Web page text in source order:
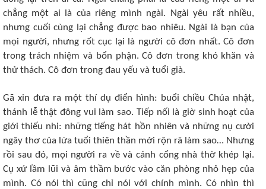
chẳng một ai là của riêng mình ngài. Ngài yêu rất nhiều,
nhưng cuối cùng lại chẳng được bao nhiêu. Ngài là bạn của
mọi người, nhưng rốt cục lại là người cô đơn nhất. Cô đơn
trong trách nhiệm và bổn phận. Cô đơn trong khó khăn và
thử thách. Cô đơn trong đau yếu và tuổi già.
Gã xin đưa ra một thí dụ điển hình: buổi chiều Chúa nhật,
thánh lễ thật đông vui làm sao. Tiếp nối là giờ sinh hoạt của
giới thiếu nhi: những tiếng hát hồn nhiên và những nụ cười
ngây thơ của lứa tuổi thiên thần mới rộn rã làm sao… Nhưng
rồi sau đó, mọi người ra về và cánh cổng nhà thờ khép lại.
Cụ xứ lầm lũi và âm thầm bước vào căn phòng nhỏ hẹp của
mình. Có nói thì cũng chỉ nói với chính mình. Có nhìn thì